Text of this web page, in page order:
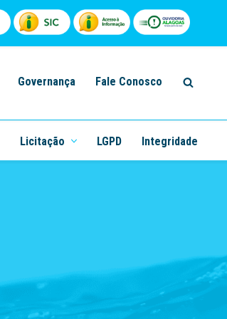
Governança Fale Conosco
Licitação LGPD Integridade